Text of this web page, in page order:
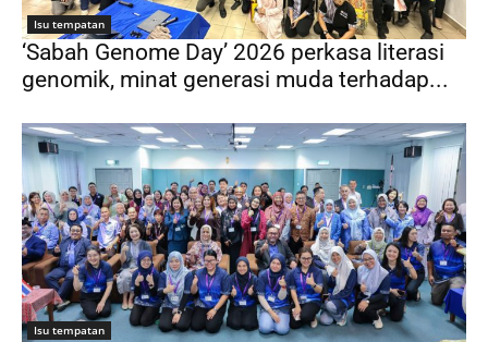
Isu tempatan
‘Sabah Genome Day’ 2026 perkasa literasi
genomik, minat generasi muda terhadap...
Isu tempatan